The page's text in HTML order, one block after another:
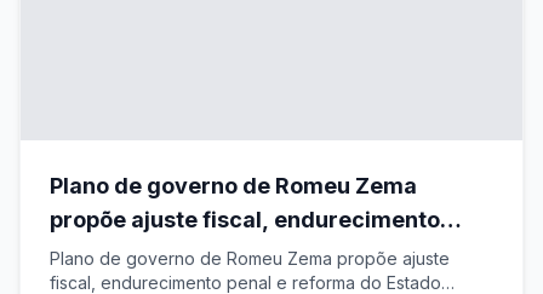
Plano de governo de Romeu Zema
propõe ajuste fiscal, endurecimento
penal e reforma do Estado
Plano de governo de Romeu Zema propõe ajuste
fiscal, endurecimento penal e reforma do Estado